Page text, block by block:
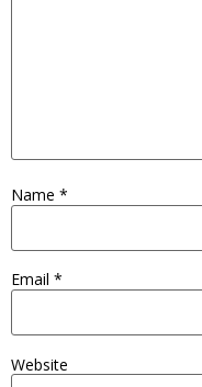
Name *
Email *
Website